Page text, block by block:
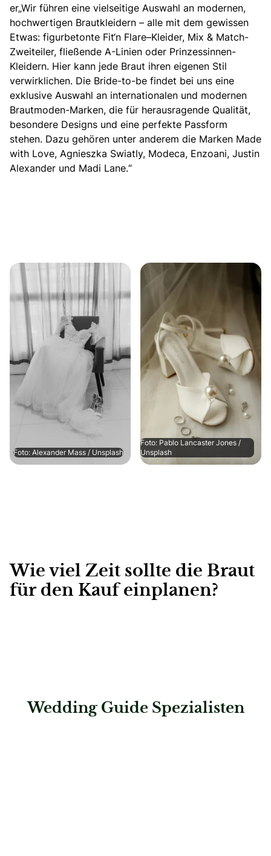
er„Wir führen eine vielseitige Auswahl an modernen,
hochwertigen Brautkleidern – alle mit dem gewissen
Etwas: figurbetonte Fit‘n Flare–Kleider, Mix & Match-
Zweiteiler, fließende A-Linien oder Prinzessinnen-
Kleidern. Hier kann jede Braut ihren eigenen Stil
verwirklichen. Die Bride-to-be findet bei uns eine
exklusive Auswahl an internationalen und modernen
Brautmoden-Marken, die für herausragende Qualität,
besondere Designs und eine perfekte Passform
stehen. Dazu gehören unter anderem die Marken Made
with Love, Agnieszka Swiatly, Modeca, Enzoani, Justin
Alexander und Madi Lane.“
Foto: Alexander Mass / Unsplash
Foto: Pablo Lancaster Jones /
Unsplash
Wie viel Zeit sollte die Braut
für den Kauf einplanen?
Wedding Guide Spezialisten